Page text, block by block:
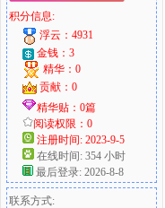
积分信息:
浮云：4931
金钱：3
精华：0
贡献：0
精华贴：0篇
阅读权限：0
注册时间: 2023-9-5
在线时间: 354 小时
最后登录: 2026-8-8
联系方式: